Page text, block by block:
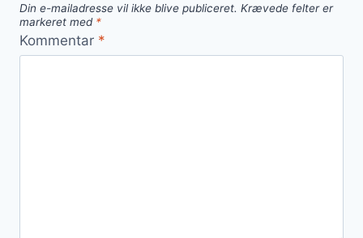
Din e-mailadresse vil ikke blive publiceret. Krævede felter er
markeret med *
Kommentar *